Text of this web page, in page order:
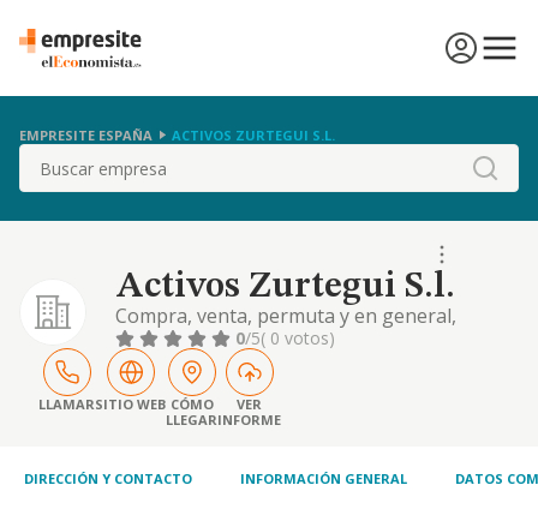
EMPRESITE ESPAÑA ACTIVOS ZURTEGUI S.L.
Buscar
Activos Zurtegui S.l.
Compra, venta, permuta y en general,
adquisicion o enajenacion por cualquier
titulo de edificios, pabellones, solares y
terrenos y toda clase de fincas rusticas y
urbanas, asi como su ordenacion,
parcelacion y urbanizaci
0/5( 0 votos)
LLAMARSITIO WEB CÓMO
LLEGAR
VER
INFORME
DIRECCIÓN Y CONTACTO INFORMACIÓN GENERAL DATOS